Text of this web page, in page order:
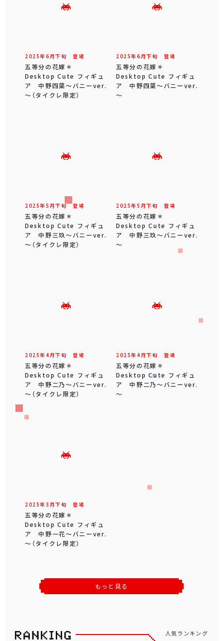
2025年6 月下旬 登場
五等分の花嫁＊
Desktop Cute フィギュ
ア 中野四葉～バニーver.
～（タイクレ限定）
2025年6 月下旬 登場
五等分の花嫁＊
Desktop Cute フィギュ
ア 中野四葉～バニーver.
～
2025年5 月下旬登場
五等分の花嫁＊
Desktop Cute フィギュ
ア 中野三玖～バニーver.
～（タイクレ限定）
2025年5 月下旬 登場
五等分の花嫁＊
Desktop Cute フィギュ
ア 中野三玖～バニーver.
～
2025年4 月下旬 登場
五等分の花嫁＊
Desktop Cute フィギュ
ア 中野二乃～バニーver.
～（タイクレ限定）
2025年4 月下旬 登場
五等分の花嫁＊
Desktop Cute フィギュ
ア 中野二乃～バニーver.
～
2025年3 月下旬 登場
五等分の花嫁＊
Desktop Cute フィギュ
ア 中野一花～バニーver.
～（タイクレ限定）
もっと見る
人気ランキング